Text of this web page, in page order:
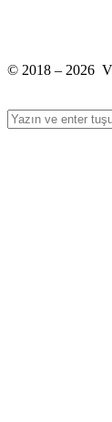
© 2018 – 2026